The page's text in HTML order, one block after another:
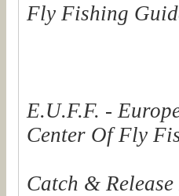
Fly Fishing
E.U.F.F. -
Center Of Fly
Catch &